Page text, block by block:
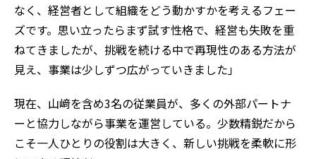
なく、経営者として組織をどう動かすかを考えるフェー
ズです。思い立ったらまず試す性格で、経営も失敗を重
ねてきましたが、挑戦を続ける中で再現性のある方法が
見え、事業は少しずつ広がっていきました」
現在、山﨑を含め3名の従業員が、多くの外部パートナ
ーと協力しながら事業を運営している。少数精鋭だから
こそ一人ひとりの役割は大きく、新しい挑戦を柔軟に形